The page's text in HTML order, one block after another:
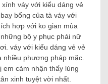
váy với kiểu dáng vẻ
bổng của tà váy với
hợp với ko gian mùa
bộ y phục phái nữ
váy với kiểu dáng vẻ vẻ
nhiều phương pháp mặc.
cảm nhận thấy lúng
xinh tuyệt vời nhất.